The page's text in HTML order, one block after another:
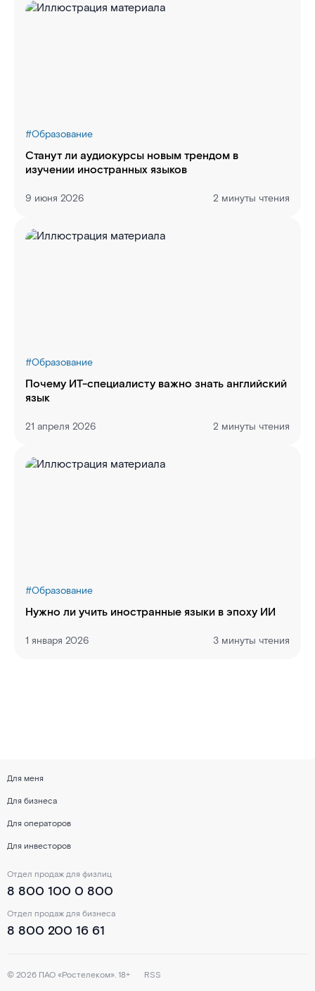
#Образование
Станут ли аудиокурсы новым трендом в
изучении иностранных языков
9 июня 2026 2 минуты чтения
#Образование
Почему ИТ-специалисту важно знать английский
язык
21 апреля 2026 2 минуты чтения
#Образование
Нужно ли учить иностранные языки в эпоху ИИ
1 января 2026 3 минуты чтения
Для меня
Для бизнеса
Для операторов
Для инвесторов
Отдел продаж для бизнеса
8 800 200 16 61
Отдел продаж для физлиц
8 800 100 0 800
© 2026 ПАО «Ростелеком». 18+ RSS